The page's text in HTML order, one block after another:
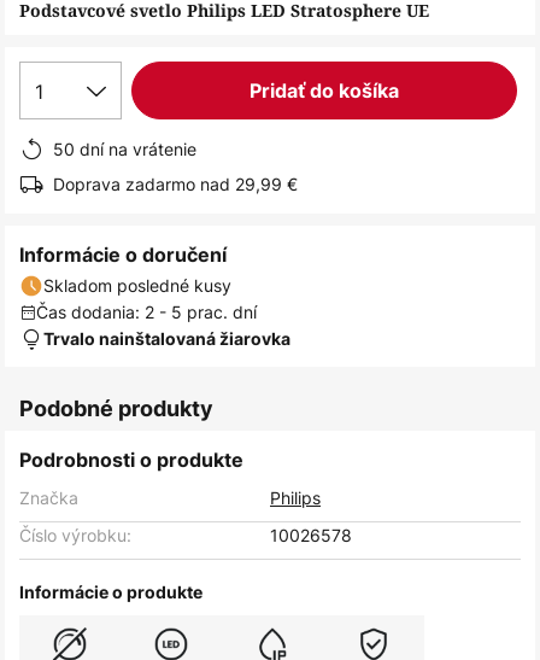
Podstavcové svetlo Philips LED Stratosphere UE
1 Pridať do košíka
50 dní na vrátenie
Doprava zadarmo nad 29,99 €
Informácie o doručení
Skladom posledné kusy
Čas dodania: 2 - 5 prac. dní
Trvalo nainštalovaná žiarovka
Podobné produkty
Podrobnosti o produkte
Značka
Philips
Číslo výrobku:
10026578
Informácie o produkte